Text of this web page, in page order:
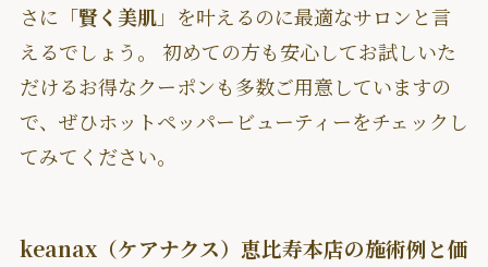
さに「賢く美肌」を叶えるのに最適なサロンと言
えるでしょう。 初めての方も安心してお試しいた
だけるお得なクーポンも多数ご用意していますの
で、ぜひホットペッパービューティーをチェックし
てみてください。
keanax（ケアナクス）恵比寿本店の施術例と価